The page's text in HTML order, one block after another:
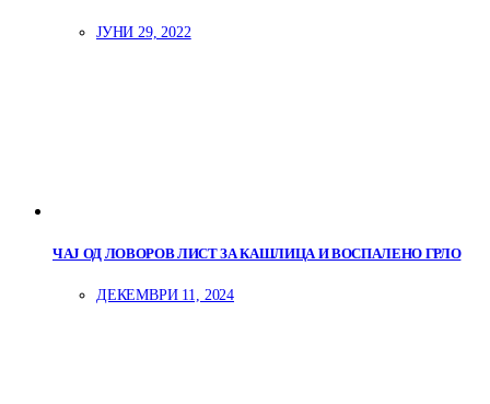
ЈУНИ 29, 2022
ЧАЈ ОД ЛОВОРОВ ЛИСТ ЗА КАШЛИЦА И ВОСПАЛЕНО ГРЛО
ДЕКЕМВРИ 11, 2024